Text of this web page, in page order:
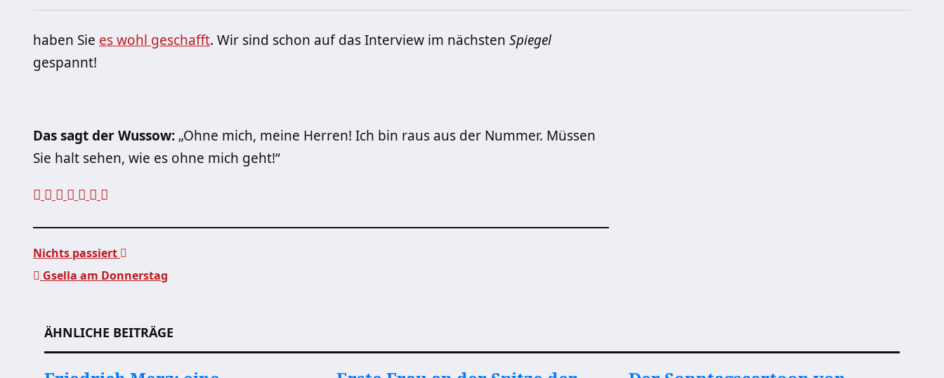
haben Sie es wohl geschafft. Wir sind schon auf das Interview im nächsten Spiegel
gespannt!
Das sagt der Wussow: „Ohne mich, meine Herren! Ich bin raus aus der Nummer. Müssen
Sie halt sehen, wie es ohne mich geht!“
Nichts passiert
Gsella am Donnerstag
ÄHNLICHE BEITRÄGE